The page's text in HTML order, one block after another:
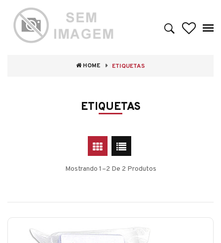
HOME ETIQUETAS
ETIQUETAS
Mostrando 1–2 De 2 Produtos